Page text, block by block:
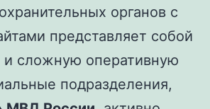
органов с
представляет собой
сложную оперативную
подразделения,